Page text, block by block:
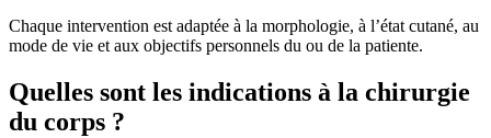
Chaque intervention est adaptée à la morphologie, à l’état cutané, au
mode de vie et aux objectifs personnels du ou de la patiente.
Quelles sont les indications à la chirurgie
du corps ?